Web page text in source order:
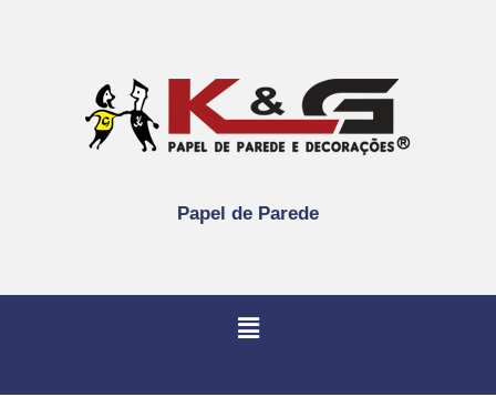
Papel de Parede